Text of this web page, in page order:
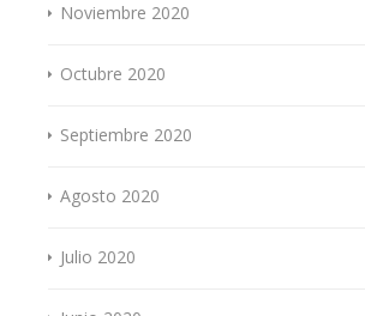
Noviembre 2020
Octubre 2020
Septiembre 2020
Agosto 2020
Julio 2020